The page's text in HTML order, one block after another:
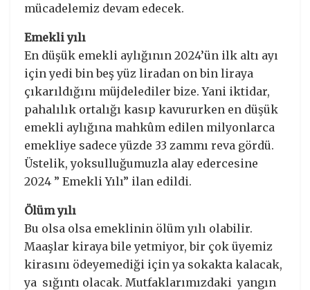
mücadelemiz devam edecek.
Emekli yılı
En düşük emekli aylığının 2024’ün ilk altı ayı
için yedi bin beş yüz liradan on bin liraya
çıkarıldığını müjdelediler bize. Yani iktidar,
pahalılık ortalığı kasıp kavururken en düşük
emekli aylığına mahkûm edilen milyonlarca
emekliye sadece yüzde 33 zammı reva gördü.
Üstelik, yoksulluğumuzla alay edercesine
2024 ” Emekli Yılı” ilan edildi.
Ölüm yılı
Bu olsa olsa emeklinin ölüm yılı olabilir.
Maaşlar kiraya bile yetmiyor, bir çok üyemiz
kirasını ödeyemediği için ya sokakta kalacak,
ya sığıntı olacak. Mutfaklarımızdaki yangın